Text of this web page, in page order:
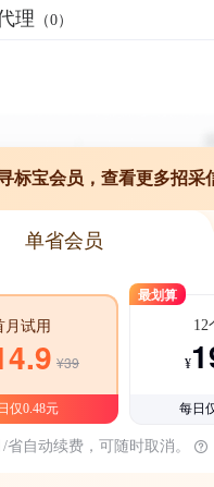
理 （0）
标宝会员，查看更多招采
单省会员
月试用
¥39
仅0.48元
最划算
12
¥
每日
省自动续费，可随时取消。